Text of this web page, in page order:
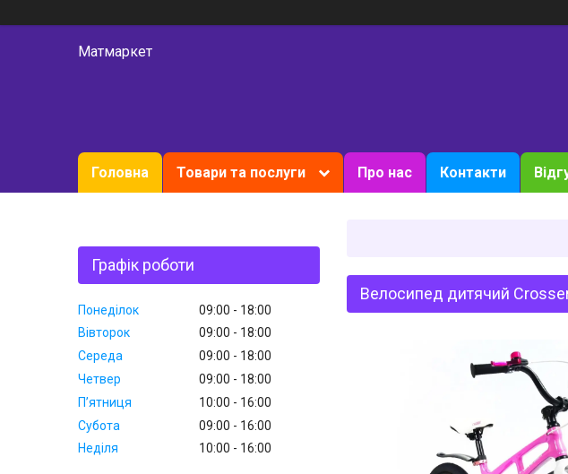
Матмаркет
Головна Товари та послуги Про нас Контакти
Велосипед дитячий
Графік роботи
Понеділок 09:00
18:00
Вівторок
09:00
18:00
Середа
09:00
18:00
Четвер
09:00
18:00
Пʼятниця
10:00
16:00
Субота
09:00
16:00
Неділя
10:00 16:00